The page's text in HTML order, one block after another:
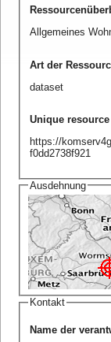
Allgemeines
Art der
dataset
Unique
https://
f0dd2738f921
Ausdehnung
Kontakt
Name der